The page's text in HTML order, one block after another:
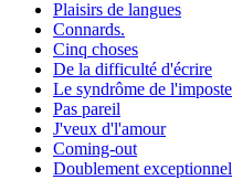
Plaisirs de langues
Connards.
Cinq choses
De la difficulté d'écrire
Le syndrôme de
Pas pareil
J'veux d'l'amour
Coming-out
Doublement exceptionnel